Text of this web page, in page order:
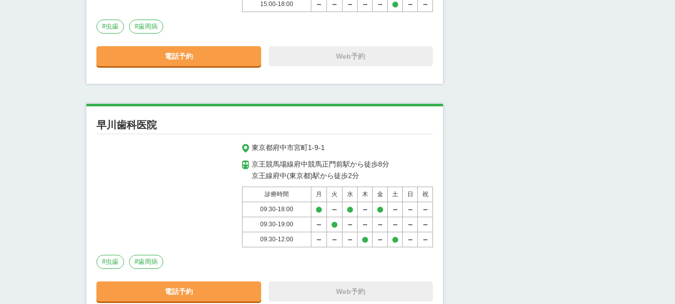
15:00-18:00
#虫歯 #歯周病
電話予約 Web予約
早川歯科医院
東京都府中市宮町1-9-1
京王競馬場線府中競馬正門前駅から徒歩8分
京王線府中(東京都)駅から徒歩2分
診療時間 月 火 水 木 金 土 日 祝
09:30-18:00
09:30-19:00
09:30-12:00
#虫歯 #歯周病
電話予約 Web予約